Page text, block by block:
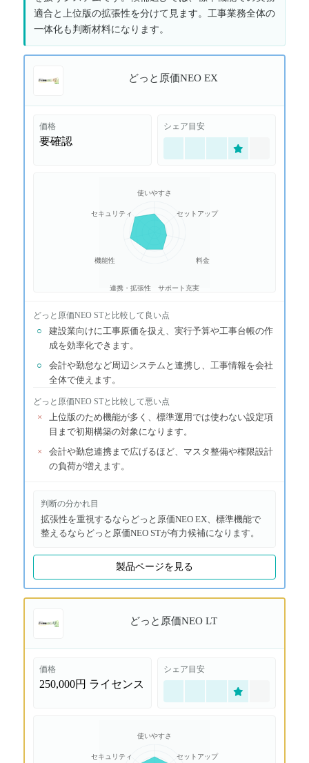
適合と上位版の拡張性を分けて見ます。工事業務全体の
一体化も判断材料になります。
どっと原価NEO EX
価格
要確認
シェア目安
使いやすさ
セットアップ
料金
サポート充実
連携・拡張性
機能性
セキュリティ
どっと原価NEO STと比較して良い点
○
建設業向けに工事原価を扱え、実行予算や工事台帳の作
成を効率化できます。
○
会計や勤怠など周辺システムと連携し、工事情報を会社
全体で使えます。
どっと原価NEO STと比較して悪い点
×
上位版のため機能が多く、標準運用では使わない設定項
目まで初期構築の対象になります。
×
会計や勤怠連携まで広げるほど、マスタ整備や権限設計
の負荷が増えます。
判断の分かれ目
拡張性を重視するならどっと原価NEO EX、標準機能で
整えるならどっと原価NEO STが有力候補になります。
製品ページを見る
どっと原価NEO LT
価格
250,000円 ライセンス
シェア目安
使いやすさ
セットアップ
セキュリティ